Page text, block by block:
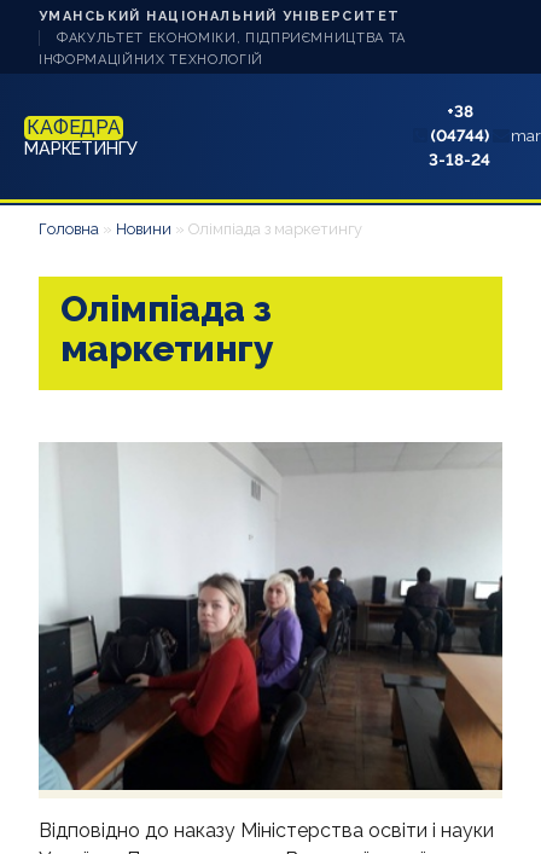
УМАНСЬКИЙ НАЦІОНАЛЬНИЙ УНІВЕРСИТЕТ
ФАКУЛЬТЕТ ЕКОНОМІКИ, ПІДПРИЄМНИЦТВА ТА
ІНФОРМАЦІЙНИХ ТЕХНОЛОГІЙ
КАФЕДРА
МАРКЕТИНГУ
+38
(04744)
3-18-24
НОВИНИ
СТУДЕНТУ
АБІТУРІЄНТУ
НАУКОВА РОБОТА
Головна » Новини » Олімпіада з маркетингу
Олімпіада з
маркетингу
Відповідно до наказу Міністерства освіти і науки